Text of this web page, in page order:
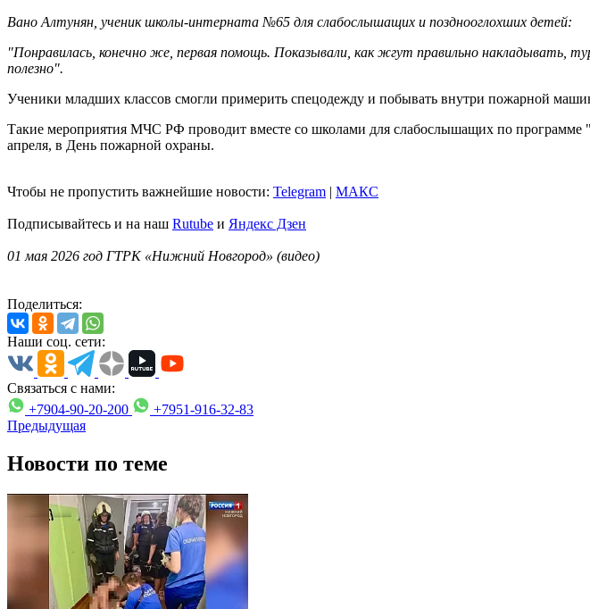
Вано Алтунян, ученик школы-интерната №65 для слабослышащих и позднооглохших детей:
"Понравилась, конечно же, первая помощь. Показывали, как жгут правильно накладывать,
полезно".
Ученики младших классов смогли примерить спецодежду и побывать внутри пожарной
Такие мероприятия МЧС РФ проводит вместе со школами для слабослышащих по программе
апреля, в День пожарной охраны.
Чтобы не пропустить важнейшие новости: Telegram | MAКС
Подписывайтесь и на наш Rutube и Яндекс Дзен
01 мая 2026 год ГТРК «Нижний Новгород» (видео)
Поделиться:
Наши соц. сети:
Связаться с нами:
+7904-90-20-200
+7951-916-32-83
Предыдущая
Новости по теме